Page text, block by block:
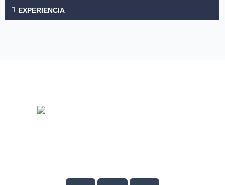
EXPERIENCIA